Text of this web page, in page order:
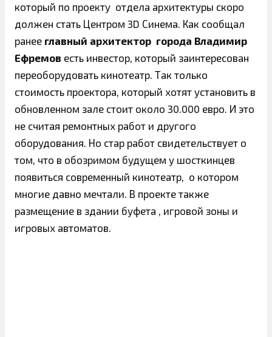
который по проекту отдела архитектуры скоро
должен стать Центром 3D Синема. Как сообщал
ранее главный архитектор города Владимир
Ефремов есть инвестор, который заинтересован
переоборудовать кинотеатр. Так только
стоимость проектора, который хотят установить в
обновленном зале стоит около 30.000 евро. И это
не считая ремонтных работ и другого
оборудования. Но стар работ свидетельствует о
том, что в обозримом будущем у шосткинцев
появиться современный кинотеатр, о котором
многие давно мечтали. В проекте также
размещение в здании буфета , игровой зоны и
игровых автоматов.